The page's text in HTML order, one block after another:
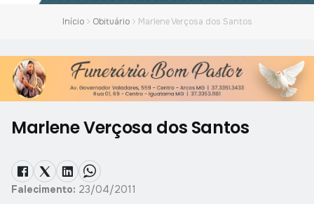
Início Obituário Marlene Verçosa dos Santos
Marlene Verçosa dos Santos
Falecimento: 23/04/2011